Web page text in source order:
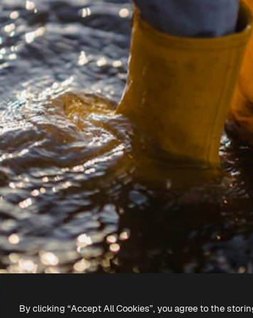
By clicking “Accept All Cookies”, you agree to the